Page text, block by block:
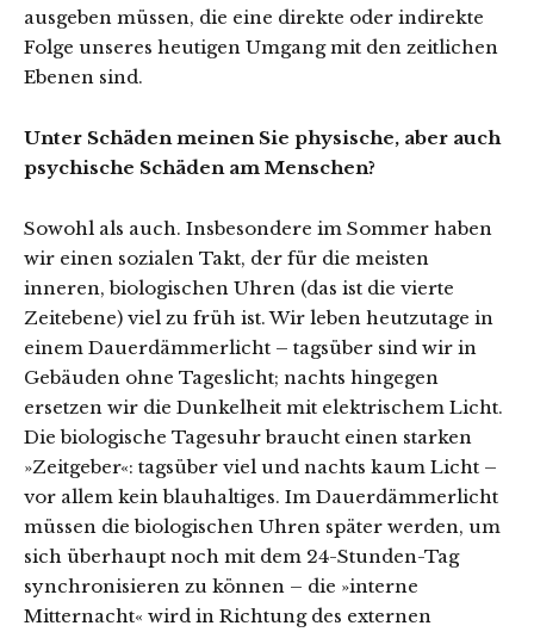
ausgeben müssen, die eine direkte oder indirekte
Folge unseres heutigen Umgang mit den zeitlichen
Ebenen sind.
Unter Schäden meinen Sie physische, aber auch
psychische Schäden am Menschen?
Sowohl als auch. Insbesondere im Sommer haben
wir einen sozialen Takt, der für die meisten
inneren, biologischen Uhren (das ist die vierte
Zeitebene) viel zu früh ist. Wir leben heutzutage in
einem Dauerdämmerlicht – tagsüber sind wir in
Gebäuden ohne Tageslicht; nachts hingegen
ersetzen wir die Dunkelheit mit elektrischem Licht.
Die biologische Tagesuhr braucht einen starken
»Zeitgeber«: tagsüber viel und nachts kaum Licht –
vor allem kein blauhaltiges. Im Dauerdämmerlicht
müssen die biologischen Uhren später werden, um
sich überhaupt noch mit dem 24-Stunden-Tag
synchronisieren zu können – die »interne
Mitternacht« wird in Richtung des externen